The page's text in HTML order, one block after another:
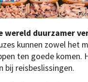
wereld duurzamer
kunnen zowel het
ten goede komen.
bij reisbeslissingen.